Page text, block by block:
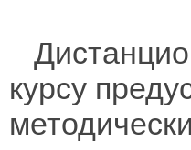
курсу